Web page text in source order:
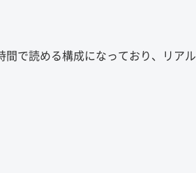
間で読める構成になっており、リアル